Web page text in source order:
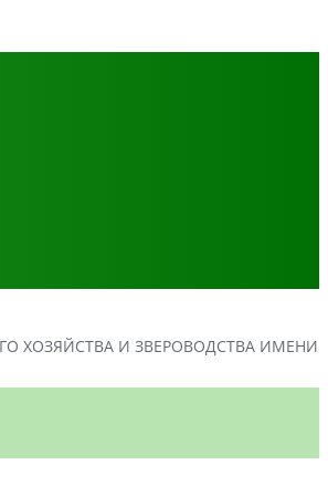
ХОЗЯЙСТВА И ЗВЕРОВОДСТВА ИМЕНИ